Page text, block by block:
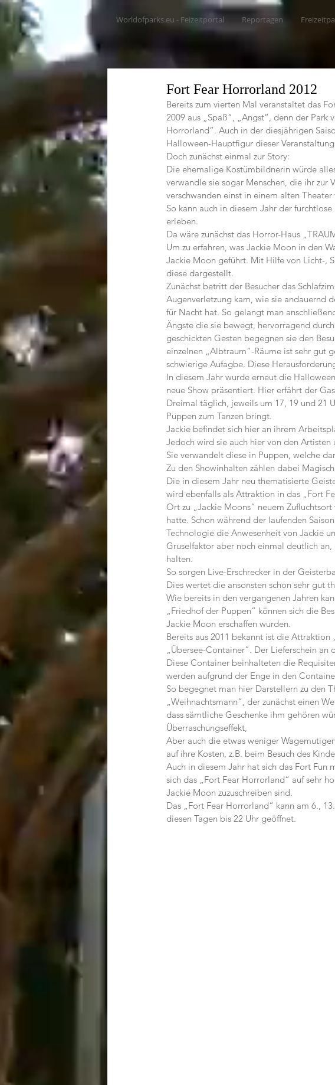
Worldofparks.eu - Feizeitportal Reportagen
Fort Fear Horrorland 2012
Bereits zum vierten Mal veranstaltet das
2009 aus „Spaß“, „Angst“, denn der
Horrorland“. Auch in der diesjährigen
Halloween-Hauptfigur dieser
Doch zunächst einmal zur Story:
Die ehemalige Kostümbildnerin würde
verwandle sie sogar Menschen, die ihr zur
verschwanden einst in einem alten
So kann auch in diesem Jahr der
erleben.
Da wäre zunächst das Horror-Haus
Um zu erfahren, was Jackie Moon in den
Jackie Moon geführt. Mit Hilfe von Licht-,
diese dargestellt.
Zunächst betritt der Besucher das
Augenverletzung kam, wie sie andauernd
für Nacht hat. So gelangt man
Ängste die sie bewegt, hervorragend
geschickten Gesten begegnen sie den
einzelnen „Albtraum“-Räume ist sehr gut
schwierige Aufagbe. Diese
In diesem Jahr wurde erneut die
neue Show präsentiert. Hier erfährt der
Dreimal täglich, jeweils um 17, 19 und 21
Puppen zum Tanzen bringt.
Jackie befindet sich hier an ihrem
Jedoch wird sie auch hier von den
Sie verwandelt diese in Puppen, welche
Zu den Showinhalten zählen dabei
Die in diesem Jahr neu thematisierte
wird ebenfalls als Attraktion in das „Fort
Ort zu „Jackie Moons“ neuem
hatte. Schon während der laufenden
Technologie die Anwesenheit von Jackie
Gruselfaktor aber noch einmal deutlich
halten.
So sorgen Live-Erschrecker in der
Dies wertet die ansonsten schon sehr gut
Wie bereits in den vergangenen Jahren
„Friedhof der Puppen“ können sich die
Jackie Moon erschaffen wurden.
Bereits aus 2011 bekannt ist die Attraktion
„Übersee-Container”. Der Lieferschein
Diese Container beinhalteten die
werden aufgrund der Enge in den
So begegnet man hier Darstellern zu den
„Weihnachtsmann“, der zunächst einen
dass sämtliche Geschenke ihm gehören
Überraschungseffekt,
Aber auch die etwas weniger
auf ihre Kosten, z.B. beim Besuch des
Auch in diesem Jahr hat sich das Fort
sich das „Fort Fear Horrorland“ auf sehr
Jackie Moon zuzuschreiben sind.
Das „Fort Fear Horrorland“ kann am 6.,
diesen Tagen bis 22 Uhr geöffnet.